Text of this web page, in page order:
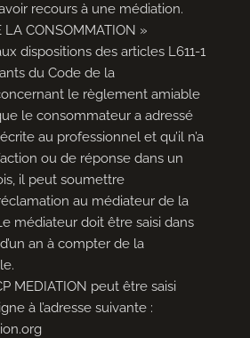
recours à une médiation.
LA CONSOMMATION »
dispositions des articles L611-1
du Code de la
le règlement amiable
le consommateur a adressé
au professionnel et qu’il n’a
ou de réponse dans un
il peut soumettre
au médiateur de la
médiateur doit être saisi dans
an à compter de la
MEDIATION peut être saisi
à l’adresse suivante :